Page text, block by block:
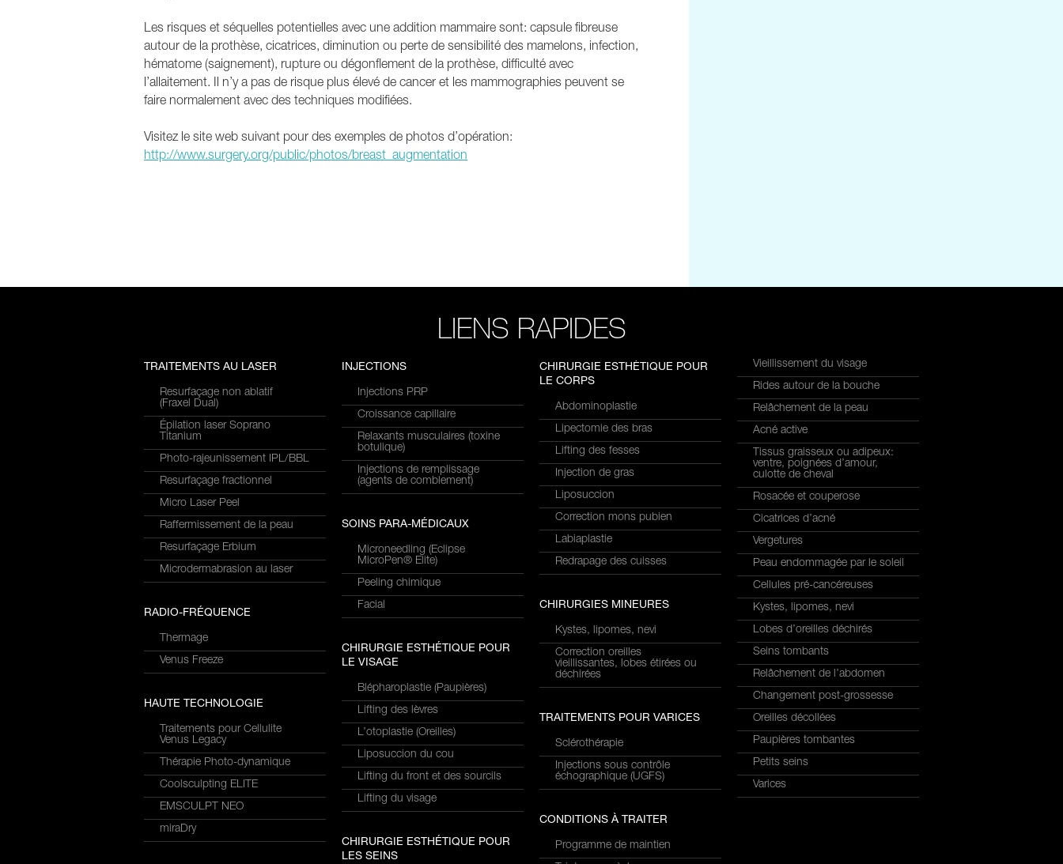
Les risques et séquelles potentielles avec une addition mammaire sont: capsule fibreuse
autour de la prothèse, cicatrices, diminution ou perte de sensibilité des mamelons, infection,
hématome (saignement), rupture ou dégonflement de la prothèse, difficulté avec
l’allaitement. Il n’y a pas de risque plus élevé de cancer et les mammographies peuvent se
faire normalement avec des techniques modifiées.
Visitez le site web suivant pour des exemples de photos d’opération:
http://www.surgery.org/public/photos/breast_augmentation
LIENS RAPIDES
TRAITEMENTS AU LASER
Resurfaçage non ablatif
(Fraxel Dual)
Épilation laser Soprano
Titanium
Photo-rajeunissement IPL/BBL
Resurfaçage fractionnel
Micro Laser Peel
Raffermissement de la peau
Resurfaçage Erbium
Microdermabrasion au laser
RADIO-FRÉQUENCE
Thermage
Venus Freeze
HAUTE TECHNOLOGIE
Traitements pour Cellulite
Venus Legacy
Thérapie Photo-dynamique
Coolsculpting ELITE
EMSCULPT NEO
miraDry
INJECTIONS
Injections PRP
Croissance capillaire
Relaxants musculaires (toxine
botulique)
Injections de remplissage
(agents de comblement)
SOINS PARA-MÉDICAUX
Microneedling (Eclipse
MicroPen® Elite)
Peeling chimique
Facial
CHIRURGIE ESTHÉTIQUE POUR
LE VISAGE
Blépharoplastie (Paupières)
Lifting des lèvres
L’otoplastie (Oreilles)
Liposuccion du cou
Lifting du front et des sourcils
Lifting du visage
CHIRURGIE ESTHÉTIQUE POUR
LES SEINS
CHIRURGIE ESTHÉTIQUE POUR
LE CORPS
Abdominoplastie
Lipectomie des bras
Lifting des fesses
Injection de gras
Liposuccion
Correction mons pubien
Labiaplastie
Redrapage des cuisses
CHIRURGIES MINEURES
Kystes, lipomes, nevi
Correction oreilles
vieillissantes, lobes étirées ou
déchirées
TRAITEMENTS POUR VARICES
Sclérothérapie
Injections sous contrôle
échographique (UGFS)
CONDITIONS À TRAITER
Programme de maintien
Vieillissement du visage
Rides autour de la bouche
Relâchement de la peau
Acné active
Tissus graisseux ou adipeux:
ventre, poignées d’amour,
culotte de cheval
Rosacée et couperose
Cicatrices d’acné
Vergetures
Peau endommagée par le soleil
Cellules pré-cancéreuses
Kystes, lipomes, nevi
Lobes d’oreilles déchirés
Seins tombants
Relâchement de l’abdomen
Changement post-grossesse
Oreilles décollées
Paupières tombantes
Petits seins
Varices